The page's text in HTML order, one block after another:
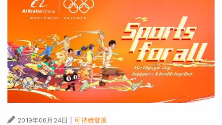
2019年06月24日 | 可持續發展